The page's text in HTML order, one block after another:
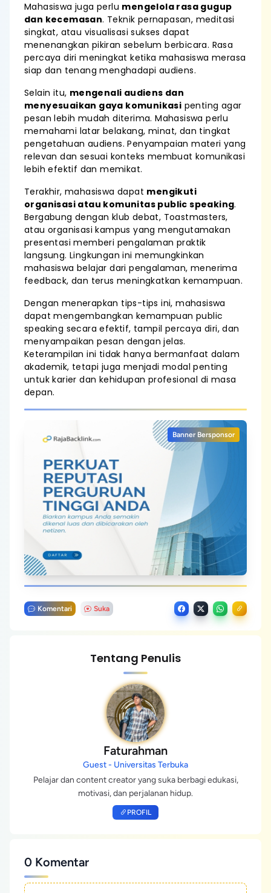
Mahasiswa juga perlu mengelola rasa gugup
dan kecemasan. Teknik pernapasan, meditasi
singkat, atau visualisasi sukses dapat
menenangkan pikiran sebelum berbicara. Rasa
percaya diri meningkat ketika mahasiswa merasa
siap dan tenang menghadapi audiens.
Selain itu, mengenali audiens dan
menyesuaikan gaya komunikasi penting agar
pesan lebih mudah diterima. Mahasiswa perlu
memahami latar belakang, minat, dan tingkat
pengetahuan audiens. Penyampaian materi yang
relevan dan sesuai konteks membuat komunikasi
lebih efektif dan memikat.
Terakhir, mahasiswa dapat mengikuti
organisasi atau komunitas public speaking.
Bergabung dengan klub debat, Toastmasters,
atau organisasi kampus yang mengutamakan
presentasi memberi pengalaman praktik
langsung. Lingkungan ini memungkinkan
mahasiswa belajar dari pengalaman, menerima
feedback, dan terus meningkatkan kemampuan.
Dengan menerapkan tips-tips ini, mahasiswa
dapat mengembangkan kemampuan public
speaking secara efektif, tampil percaya diri, dan
menyampaikan pesan dengan jelas.
Keterampilan ini tidak hanya bermanfaat dalam
akademik, tetapi juga menjadi modal penting
untuk karier dan kehidupan profesional di masa
depan.
Banner Bersponsor
Komentari Suka
Tentang Penulis
Faturahman
Guest - Universitas Terbuka
Pelajar dan content creator yang suka berbagi edukasi,
motivasi, dan perjalanan hidup.
PROFIL
0 Komentar